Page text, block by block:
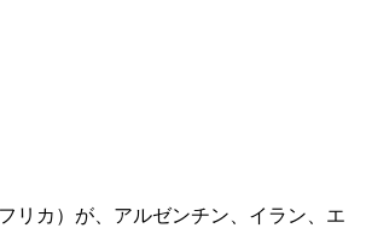
リカ）が、アルゼンチン、イラン、エ